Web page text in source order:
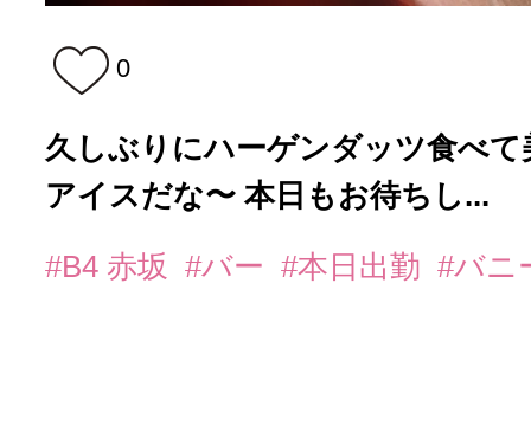
0
久しぶりにハーゲンダッツ食べ
アイスだな〜 本日もお待ちし...
#B4 赤坂 #バー #本日出勤 #バニ